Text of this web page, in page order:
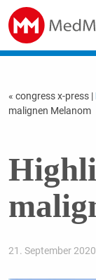
« congress x-press |
malignen Melanom
21. September 2020